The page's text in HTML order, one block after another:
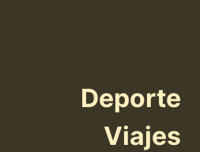
Deporte
Viajes